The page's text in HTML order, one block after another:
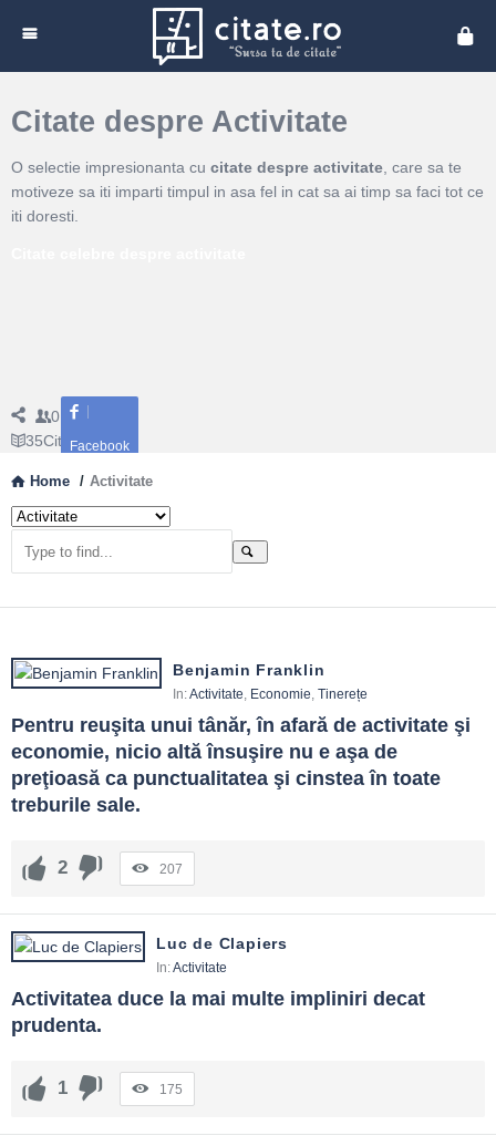
Citate despre Activitate
O selectie impresionanta cu citate despre activitate , care sa te
motiveze sa iti imparti timpul in asa fel in cat sa ai timp sa faci tot ce
iti doresti.
Facebook
0 Followers
35Citate
Home / Activitate
Benjamin Franklin
In:Activitate, Economie, Tinerețe
Pentru reuşita unui tânăr, în afară de activitate şi
economie, nicio altă însuşire nu e aşa de
preţioasă ca punctualitatea şi cinstea în toate
treburile sale.
2 207
Luc de Clapiers
In:Activitate
Activitatea duce la mai multe impliniri decat
prudenta.
1 175